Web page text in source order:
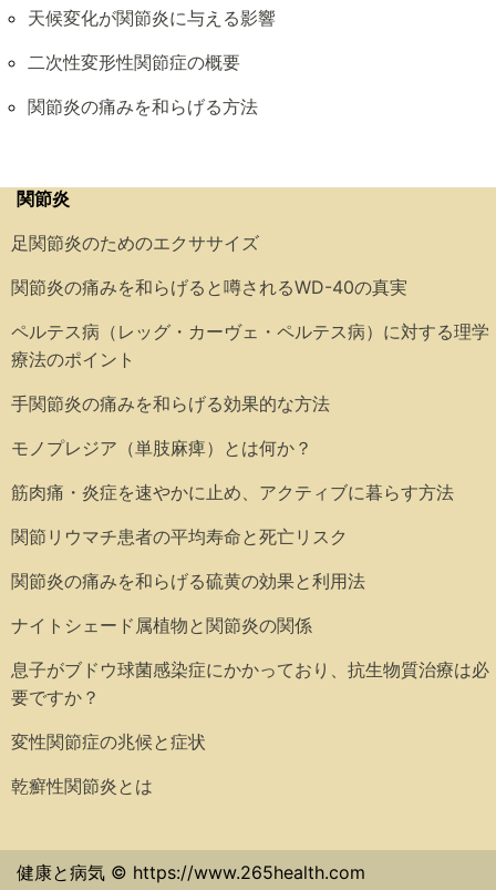
天候変化が関節炎に与える影響
二次性変形性関節症の概要
関節炎の痛みを和らげる方法
関節炎
足関節炎のためのエクササイズ
関節炎の痛みを和らげると噂されるWD-40の真実
ペルテス病（レッグ・カーヴェ・ペルテス病）に対する理学
療法のポイント
手関節炎の痛みを和らげる効果的な方法
モノプレジア（単肢麻痺）とは何か？
筋肉痛・炎症を速やかに止め、アクティブに暮らす方法
関節リウマチ患者の平均寿命と死亡リスク
関節炎の痛みを和らげる硫黄の効果と利用法
ナイトシェード属植物と関節炎の関係
息子がブドウ球菌感染症にかかっており、抗生物質治療は必
要ですか？
変性関節症の兆候と症状
乾癬性関節炎とは
健康と病気 © https://www.265health.com